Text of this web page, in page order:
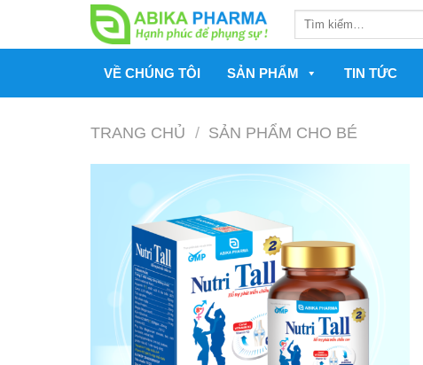
Tìm
VỀ CHÚNG TÔI SẢN PHẨM TIN TỨC
TRANG CHỦ / SẢN PHẨM CHO BÉ